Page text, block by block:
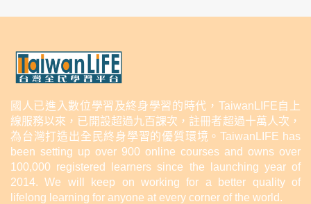
國人已進入數位學習及終身學習的時代，TaiwanLIFE自上
線服務以來，已開設超過九百課次，註冊者超過十萬人次，
為台灣打造出全民終身學習的優質環境。TaiwanLIFE has
been setting up over 900 online courses and owns over
100,000 registered learners since the launching year of
2014. We will keep on working for a better quality of
lifelong learning for anyone at every corner of the world.